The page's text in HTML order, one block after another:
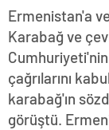
Ermenistan'a
Karabağ ve
çağrılarını
karabağ'ın
görüştü.